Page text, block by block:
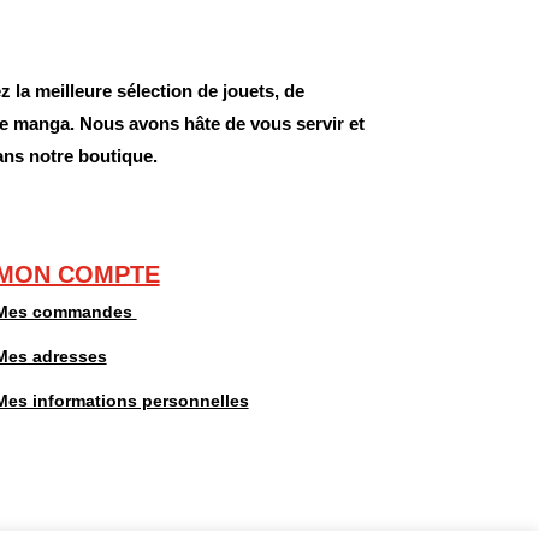
la meilleure sélection de jouets, de
Nous avons hâte de vous servir et
notre boutique.
COMPTE
commandes
adresses
informations personnelles